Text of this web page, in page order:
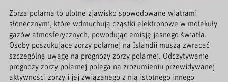
Zorza polarna to ulotne zjawisko spowodowane wiatrami
słonecznymi, które wdmuchują cząstki elektronowe w molekuły
gazów atmosferycznych, powodując emisję jasnego światła.
Osoby poszukujące zorzy polarnej na Islandii muszą zwracać
szczególną uwagę na prognozy zorzy polarnej. Odczytywanie
prognozy zorzy polarnej polega na zrozumieniu przewidywanej
aktywności zorzy i jej związanego z nią istotnego innego